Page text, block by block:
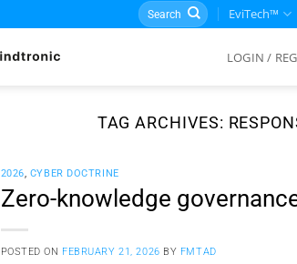
Search
for:
EviTech™
LOGIN /
TAG ARCHIVES:
2026, CYBER DOCTRINE
Zero-knowledge
POSTED ON FEBRUARY 21, 2026 BY FMTAD